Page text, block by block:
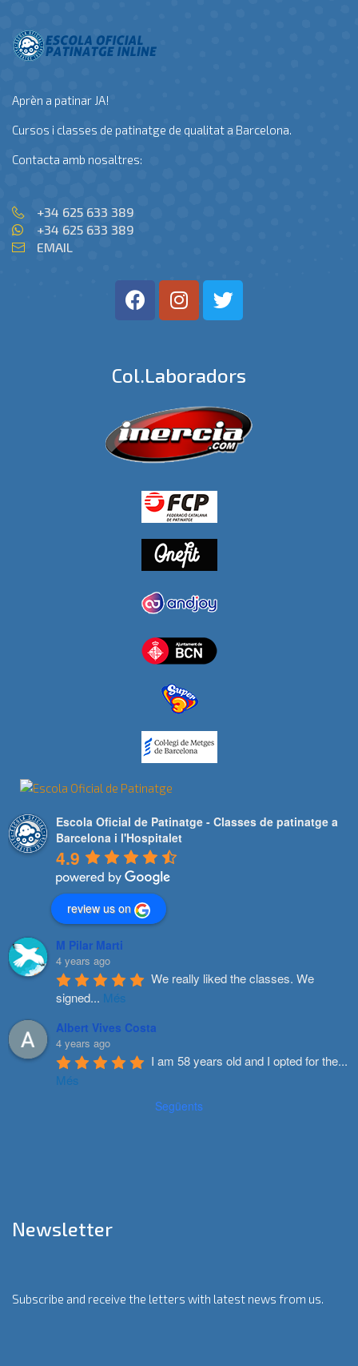
Aprèn a patinar JA!
Cursos i classes de patinatge de qualitat a Barcelona.
Contacta amb nosaltres:
+34 625 633 389
+34 625 633 389
EMAIL
Col.laboradors
Escola Oficial de Patinatge - Classes de patinatge a
Barcelona i l'Hospitalet
4.9
review us on
M Pilar Marti
4 years ago
We really liked the classes. We
signed... Més
Albert Vives Costa
4 years ago
I am 58 years old and I opted for the...
Més
Següents
Newsletter
Subscribe and receive the letters with latest news from us.